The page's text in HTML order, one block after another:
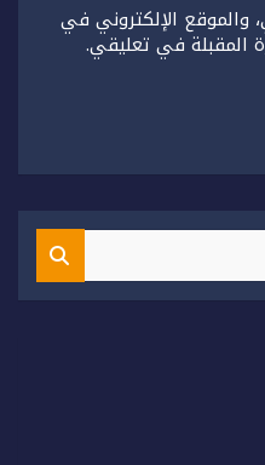
والموقع الإلكتروني في
المقبلة في تعليقي.